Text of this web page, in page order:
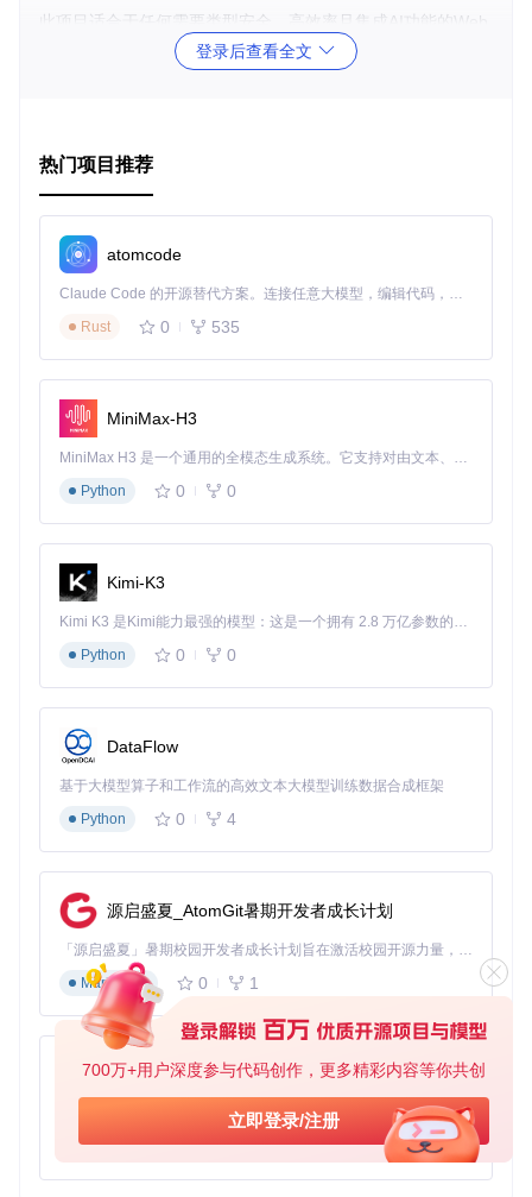
700万+用户深度参与代码创作，更多精彩内容等你共创
立即登录/注册
此项目适合于任何需要类型安全、高效率且集成AI功能的Web
新闻聚合网站
项目特点
现代化栈: 整合最前沿的技术，确保应用在未来有足够的扩
展性和适应性。
类型安全
: 使用TypeScript保证代码质量，减少运行时错
误。
高效的开发体验: 通过Monorepo管理和CI/CD工具，加速
迭代速度。
易于部署: 支持Vercel一键部署，快速上线。
要开始你的项目之旅，请遵循README中的快速启动指南。一
旦完成，你将拥有一套功能完备的原型系统，可以在此基础上
自由扩展和定制化。
立即加入，体验未来的Web开发方式！开始使用
登录后查看全文
热门项目推荐
atomcode
Claude Code 的开源替代方案。连接任意大模型，编辑代码，运行命令，自动验证 — 全自动执行。用 Rust 构建，极致性能。 ｜ An open-source alternative to Claude Code. Connect any LLM, edit code, run commands, and verify changes — autonomously. Built in Rust for speed. Get Started
Rust
0 535
MiniMax-H3
MiniMax H3 是一个通用的全模态生成系统。它支持对由文本、图像、视频和音频组成的多模态上下文进行统一理解，并能生成分辨率高达 2K、时长可达 15 秒的带原生立体声音频的视频。得益于面向任务泛化的系统设计，H3 在预训练阶段就已具备广泛的多模态上下文理解与生成能力，能够出色地执行复杂的多模态指令。
Python
0 0
Kimi-K3
Kimi K3 是Kimi能力最强的模型：这是一个拥有 2.8 万亿参数的混合专家（MoE）模型，具备原生视觉理解能力，并支持 100 万 token 的上下文窗口。
Python
0 0
DataFlow
基于大模型算子和工作流的高效文本大模型训练数据合成框架
Python
0 4
源启盛夏_AtomGit暑期开发者成长计划
「源启盛夏」暑期校园开发者成长计划旨在激活校园开源力量，通过积分激励、认证扶持、资源倾斜等形式，引导高校组织和开发者完成「入驻 — 建项目 — 做贡献 — 获认证 — 得资源」的完整闭环。无论你是想带领社团入驻平台的组织者，还是希望用代码贡献证明自己的开发者，都能在这里找到属于你的成长路径。
Markdown
0 1
py-xiaozhi
基于Python的Xiaozhi AI，适用于想要完整Xiaozhi体验而无需拥有专用硬件的用户。
Python
0 1